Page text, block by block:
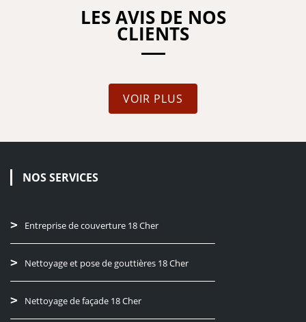
LES AVIS DE NOS
CLIENTS
VOIR PLUS
NOS SERVICES
Entreprise de couverture 18 Cher
Nettoyage et pose de gouttières 18 Cher
Nettoyage de façade 18 Cher